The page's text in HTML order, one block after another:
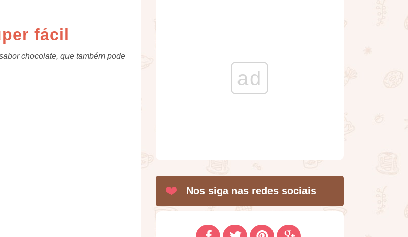
fácil
chocolate, que também pode
ad
Nos siga nas redes sociais